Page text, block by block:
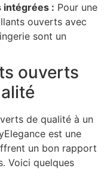
intégrées : Pour une
ouverts avec
sont un
ouverts
de qualité à un
est une
un bon rapport
Voici quelques